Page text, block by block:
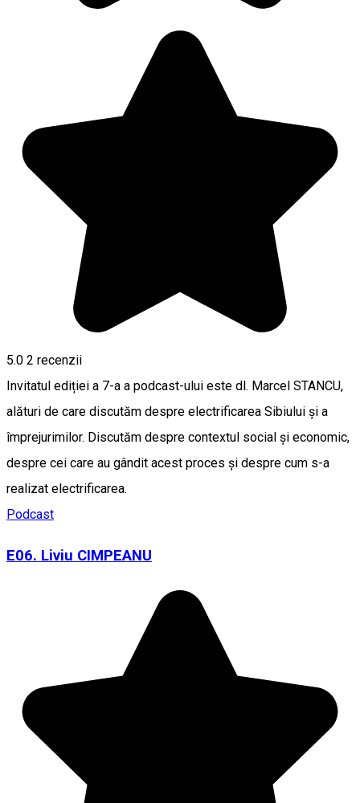
5.0 2 recenzii
Invitatul ediției a 7-a a podcast-ului este dl. Marcel STANCU,
alături de care discutăm despre electrificarea Sibiului și a
împrejurimilor. Discutăm despre contextul social și economic,
despre cei care au gândit acest proces și despre cum s-a
realizat electrificarea.
Podcast
E06. Liviu CIMPEANU